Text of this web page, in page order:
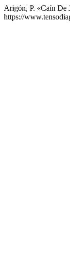
Arigón, P. «Caín De
https://